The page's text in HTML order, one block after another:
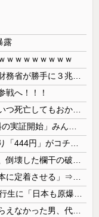
露
ｗｗｗｗｗｗｗｗ
戦へ！！！